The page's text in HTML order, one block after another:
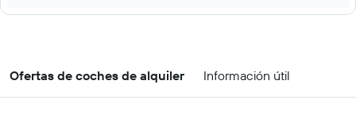
Ofertas de coches de alquiler Información útil